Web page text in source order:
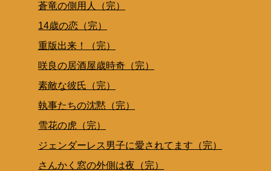
蒼竜の側用人（完）
14歳の恋（完）
重版出来！（完）
咲良の居酒屋歳時奇（完）
素敵な彼氏（完）
執事たちの沈黙（完）
雪花の虎（完）
ジェンダーレス男子に愛されてます（完）
さんかく窓の外側は夜（完）